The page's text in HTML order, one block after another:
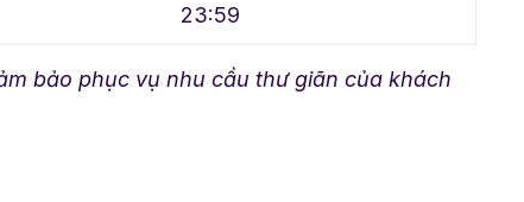
23:59
bảo phục vụ nhu cầu thư giãn của khách